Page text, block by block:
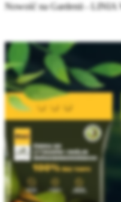
Nowość na Gardenii -